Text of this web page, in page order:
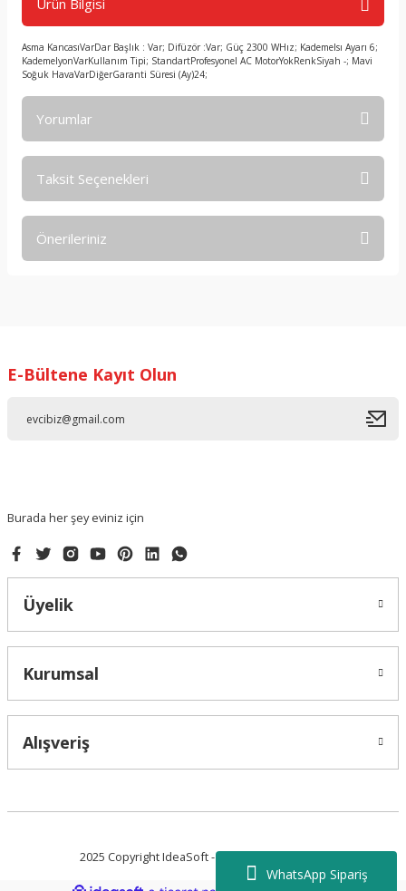
WhatsApp Sipariş
Ürün Bilgisi
Asma KancasıVarDar Başlık : Var; Difüzör :Var; Güç 2300 WHız; KademeIsı Ayarı 6;
KademeIyonVarKullanım Tipi; StandartProfesyonel AC MotorYokRenkSiyah -; Mavi
Soğuk HavaVarDiğerGaranti Süresi (Ay)24;
Yorumlar
Taksit Seçenekleri
Önerileriniz
Ürün resmi kalitesiz, bozuk veya görüntülenemiyor.
E-Bültene Kayıt Olun
Burada her şey eviniz için
Üyelik
Kurumsal
Alışveriş
2025 Copyright IdeaSoft - Tüm Hakları Saklıdır.